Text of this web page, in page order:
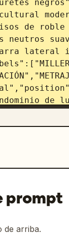
de roble
neutros
lateral
&
de
de
prompt
de arriba.